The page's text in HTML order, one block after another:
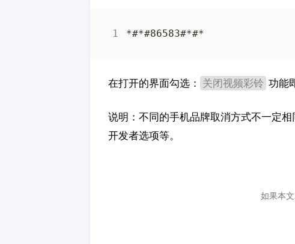
在打开的界面勾选： 关闭视频彩铃 功能
说明：不同的手机品牌取消方式不一定
开发者选项等。
如果本